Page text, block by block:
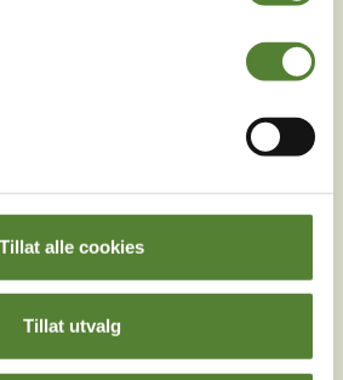
Tillat alle cookies
Tillat utvalg
nyhetsbrev får du
nyhetsbrev godtar du våre